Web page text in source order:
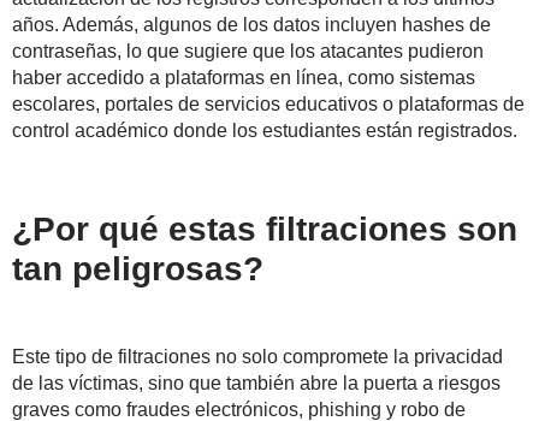
años. Además, algunos de los datos incluyen hashes de
contraseñas, lo que sugiere que los atacantes pudieron
haber accedido a plataformas en línea, como sistemas
escolares, portales de servicios educativos o plataformas de
control académico donde los estudiantes están registrados.
¿Por qué estas filtraciones son
tan peligrosas?
Este tipo de filtraciones no solo compromete la privacidad
de las víctimas, sino que también abre la puerta a riesgos
graves como fraudes electrónicos, phishing y robo de